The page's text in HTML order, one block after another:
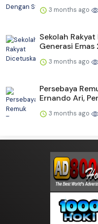
3 months ago
Sekolah
Generasi
3 months ago
Persebaya
Ernando Ari,
3 months ago